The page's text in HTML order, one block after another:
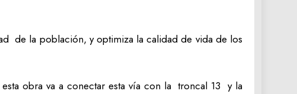
de la población, y optimiza la calidad de vida de los
obra va a conectar esta vía con la troncal 13 y la